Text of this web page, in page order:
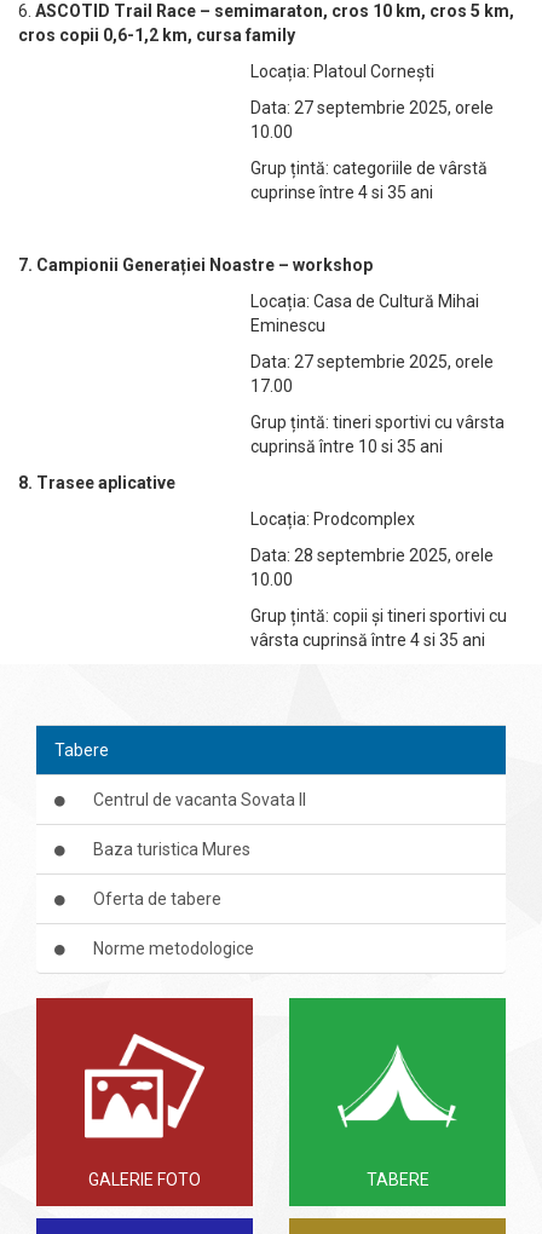
6. ASCOTID Trail Race – semimaraton, cros 10 km, cros 5 km,
cros copii 0,6-1,2 km, cursa family
Locația: Platoul Cornești
Data: 27 septembrie 2025, orele
10.00
Grup țintă: categoriile de vârstă
cuprinse între 4 si 35 ani
7. Campionii Generației Noastre – workshop
Locația: Casa de Cultură Mihai
Eminescu
Data: 27 septembrie 2025, orele
17.00
Grup țintă: tineri sportivi cu vârsta
cuprinsă între 10 si 35 ani
8. Trasee aplicative
Locația: Prodcomplex
Data: 28 septembrie 2025, orele
10.00
Grup țintă: copii și tineri sportivi cu
vârsta cuprinsă între 4 si 35 ani
Tabere
Centrul de vacanta Sovata II
Baza turistica Mures
Oferta de tabere
Norme metodologice
GALERIE FOTO TABERE